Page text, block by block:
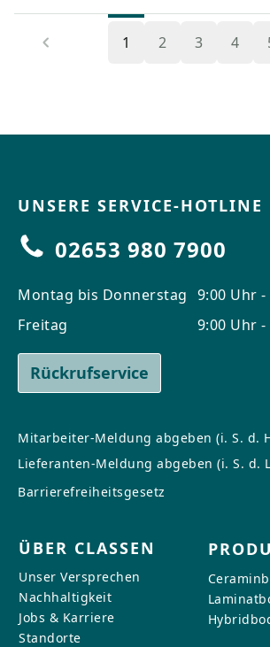
1 2 3 4
UNSERE SERVICE-HOTLINE
02653 980 7900
Montag bis Donnerstag
Freitag
9:00 Uhr
9:00 Uhr
Rückrufservice
Mitarbeiter-Meldung abgeben (i. S. d.
Lieferanten-Meldung abgeben (i. S. d.
Barrierefreiheitsgesetz
ÜBER CLASSEN
Unser Versprechen
Nachhaltigkeit
Jobs & Karriere
Standorte